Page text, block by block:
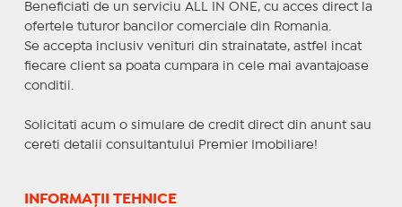
Beneficiati de un serviciu ALL IN ONE, cu acces direct la
ofertele tuturor bancilor comerciale din Romania.
Se accepta inclusiv venituri din strainatate, astfel incat
fiecare client sa poata cumpara in cele mai avantajoase
conditii.
Solicitati acum o simulare de credit direct din anunt sau
cereti detalii consultantului Premier Imobiliare!
INFORMAȚII TEHNICE